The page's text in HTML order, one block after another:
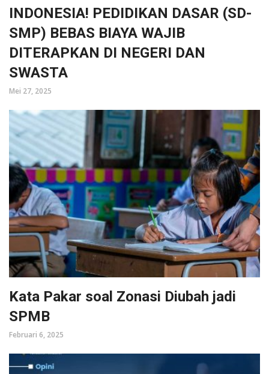
INDONESIA! PEDIDIKAN DASAR (SD-
SMP) BEBAS BIAYA WAJIB
DITERAPKAN DI NEGERI DAN
SWASTA
Mei 27, 2025
Kata Pakar soal Zonasi Diubah jadi
SPMB
Februari 6, 2025